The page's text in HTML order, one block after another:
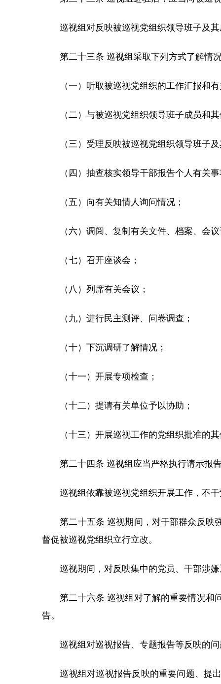
巡视组对反映被巡视党组织领导班子及其
第二十三条 巡视组采取下列方式了解情
（一）听取被巡视党组织的工作汇报和有
（二）与被巡视党组织领导班子成员和其
（三）受理反映被巡视党组织领导班子及
（四）抽查核实领导干部报告个人有关事
（五）向有关知情人询问情况；
（六）调阅、复制有关文件、档案、会议
（七）召开座谈会；
（八）列席有关会议；
（九）进行民主测评、问卷调查；
（十）下沉调研了解情况；
（十一）开展专项检查；
（十二）提请有关单位予以协助；
（十三）开展巡视工作的党组织批准的其
第二十四条 巡视组应当严格执行请示报告
巡视组依靠被巡视党组织开展工作，不干
第二十五条 巡视期间，对干部群众反映强
督促被巡视党组织立行立改。
巡视期间，对反映集中的党员、干部涉嫌
第二十六条 巡视组对了解的重要情况和问
告。
巡视组对巡视报告、专题报告等反映的问
巡视组对巡视报告反映的重要问题、提出